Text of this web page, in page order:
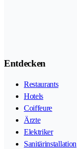
Entdecken
Restaurants
Hotels
Coiffeure
Ärzte
Elektriker
Sanitärinstallation